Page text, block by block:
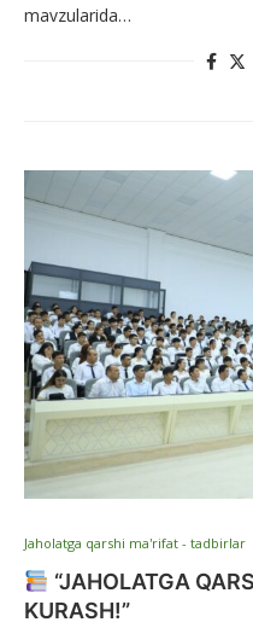
mavzularida…
Jaholatga qarshi ma'rifat - tadbirlar
“JAHOLATGA
KURASH!”